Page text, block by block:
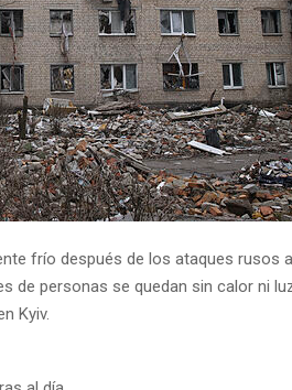
frío después de los ataques rusos
de personas se quedan sin calor ni
Kyiv.